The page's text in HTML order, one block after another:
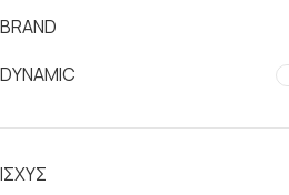
BRAND
DYNAMIC
ΙΣΧΎΣ